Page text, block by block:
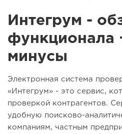
Интегрум -
функционала
минусы
Электронная система
«Интегрум» - это сервис,
проверкой контрагентов.
удобную поисково-
компаниям, частным